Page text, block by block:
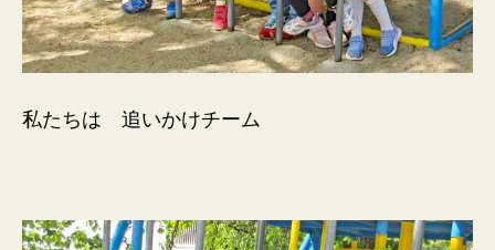
私たちは 追いかけチーム